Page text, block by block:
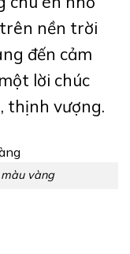
nền trời
đến cảm
lời chúc
thịnh vượng.
vàng